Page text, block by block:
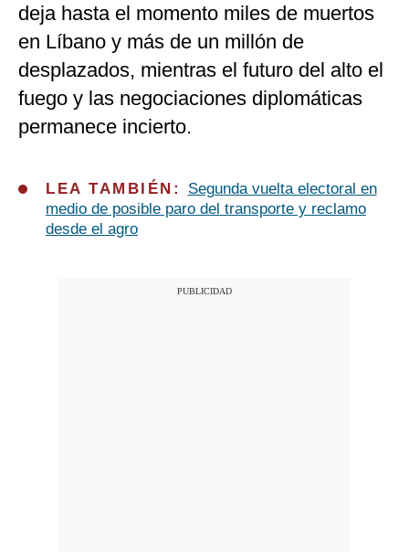
deja hasta el momento miles de muertos
en Líbano y más de un millón de
desplazados, mientras el futuro del alto el
fuego y las negociaciones diplomáticas
permanece incierto.
LEA TAMBIÉN: Segunda vuelta electoral en
medio de posible paro del transporte y reclamo
desde el agro